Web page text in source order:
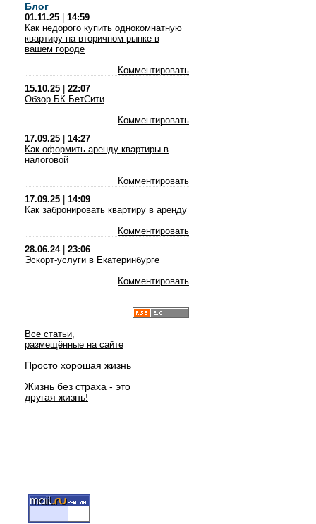
Блог
01.11.25
14:59
Как недорого купить однокомнатную
квартиру на вторичном рынке в
вашем городе
Комментировать
15.10.25
22:07
Обзор БК БетСити
Комментировать
17.09.25
14:27
Как оформить аренду квартиры в
налоговой
Комментировать
17.09.25
14:09
Как забронировать квартиру в аренду
Комментировать
28.06.24| 23:06
Эскорт-услуги в Екатеринбурге
Комментировать
Все статьи,
размещённые на сайте
Просто хорошая жизнь
Жизнь без страха - это
другая жизнь!